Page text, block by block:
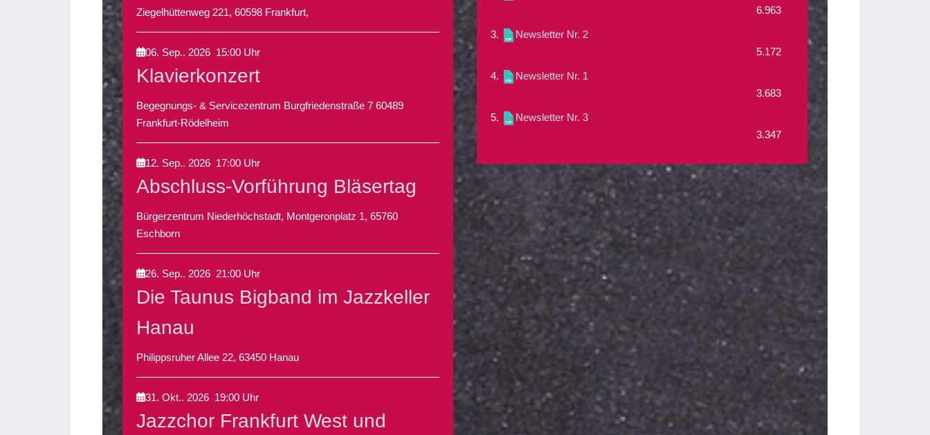
Ziegelhüttenweg 221, 60598 Frankfurt,
06. Sep.. 2026 15:00 Uhr
Klavierkonzert
Begegnungs- & Servicezentrum Burgfriedenstraße 7 60489
Frankfurt-Rödelheim
12. Sep.. 2026 17:00 Uhr
Abschluss-Vorführung Bläsertag
Bürgerzentrum Niederhöchstadt, Montgeronplatz 1, 65760
Eschborn
26. Sep.. 2026 21:00 Uhr
Die Taunus Bigband im Jazzkeller
Hanau
Philippsruher Allee 22, 63450 Hanau
31. Okt.. 2026 19:00 Uhr
Jazzchor Frankfurt West und
6.963
3.
Newsletter Nr. 2
5.172
4.
Newsletter Nr. 1
3.683
5.
Newsletter Nr. 3
3.347